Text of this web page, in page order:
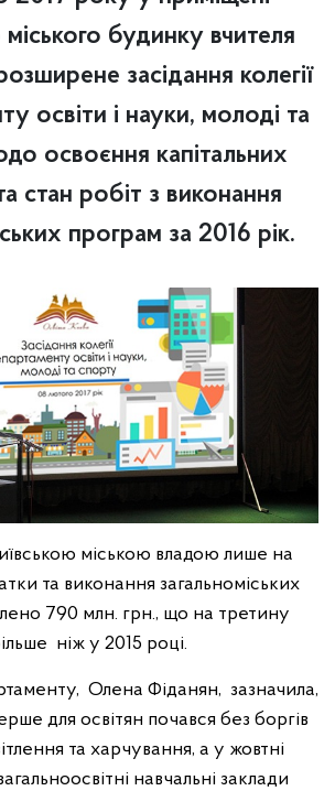
міського будинку вчителя
засідання колегії
освіти і науки, молоді та
освоєння капітальних
стан робіт з виконання
програм за 2016 рік.
міською владою лише на
та виконання загальноміських
790 млн. грн., що на третину
ніж у 2015 році.
Олена Фіданян, зазначила,
для освітян почався без боргів
та харчування, а у жовтні
навчальні заклади